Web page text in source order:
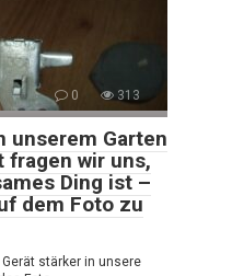
0 313
unserem Garten
wir uns,
Ding ist –
dem Foto zu
stärker in unsere